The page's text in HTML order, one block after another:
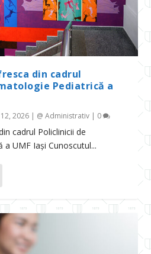
din cadrul
Pediatrică a
2026 | @ Administrativ | 0
cadrul Policlinicii de
UMF Iași Cunoscutul...